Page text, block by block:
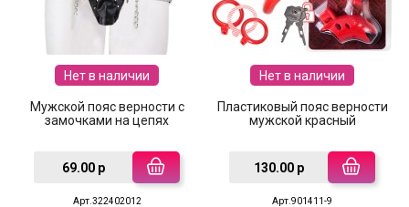
Нет в наличии
Мужской пояс верности с
замочками на цепях
69.00 р
Арт.322402012
Нет в наличии
Пластиковый пояс верности
мужской красный
130.00 р
Арт.901411-9